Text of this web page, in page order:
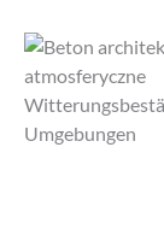
Umgebungen